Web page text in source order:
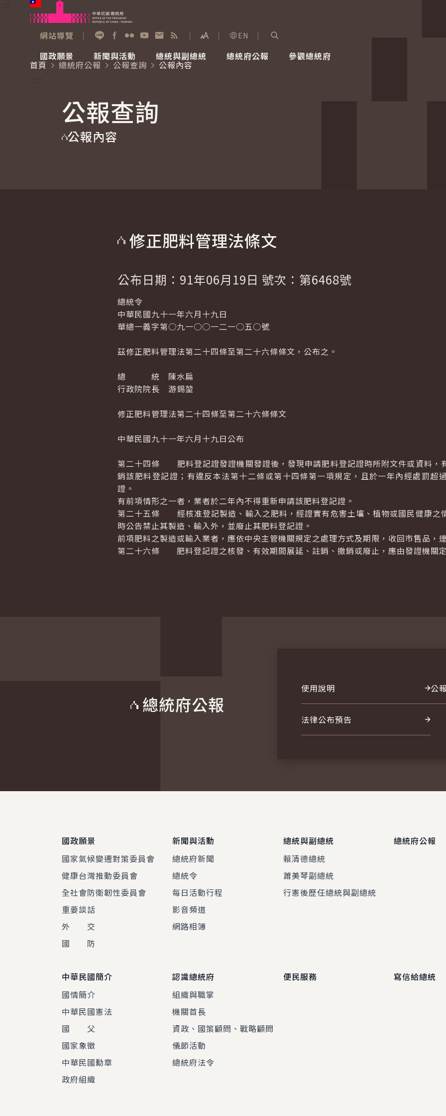
跳到主要內容
網站導覽
展開字級選單
EN
國政願景
國家氣候變遷對策委員會
重要談話
新聞與活動
總統府新聞
影音頻道
總統與副總統
賴清德總統
總統府公報 參觀總統府
首頁
總統府公報 公報查詢
公報內容
公報查詢
公報內容
修正肥料管理法條文
公布日期：91年06月19日 號次：第6468號
總統令
中華民國九十一年六月十九日
華總一義字第○九一○○一二一○五○號
茲修正肥料管理法第二十四條至第二十六條條文，公布之。
總 統 陳水扁
行政院院長 游錫堃
修正肥料管理法第二十四條至第二十六條條文
中華民國九十一年六月十九日公布
第二十四條 肥料登記證發證機關發證後，發現申請肥料登記證時所附文件或資料，
銷該肥料登記證；有違反本法第十二條或第十四條第一項規定，且於一年內經處罰超
證。
有前項情形之一者，業者於二年內不得重新申請該肥料登記證。
第二十五條 經核准登記製造、輸入之肥料，經證實有危害土壤、植物或國民健康之
時公告禁止其製造、輸入外，並廢止其肥料登記證。
前項肥料之製造或輸入業者，應依中央主管機關規定之處理方式及期限，收回市售品，
第二十六條 肥料登記證之核發、有效期間展延、註銷、撤銷或廢止，應由發證機關
總統府公報
使用說明 公
法律公布預告
國政願景
國家氣候變遷對策委員會
健康台灣推動委員會
全社會防衛韌性委員會
重要談話
外 交
國 防
新聞與活動
總統府新聞
總統令
每日活動行程
影音頻道
網路相簿
總統與副總統
賴清德總統
蕭美琴副總統
行憲後歷任總統與副總統
總統府公報
中華民國簡介
國情簡介
中華民國憲法
國 父
國家象徵
中華民國勳章
政府組織
認識總統府
組織與職掌
機關首長
資政、國策顧問、戰略顧問
儀節活動
總統府法令
便民服務 寫信給總統